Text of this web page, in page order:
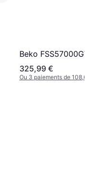
Beko FSS57000GW
325,99 €
Ou 3 paiements de 108,66 €